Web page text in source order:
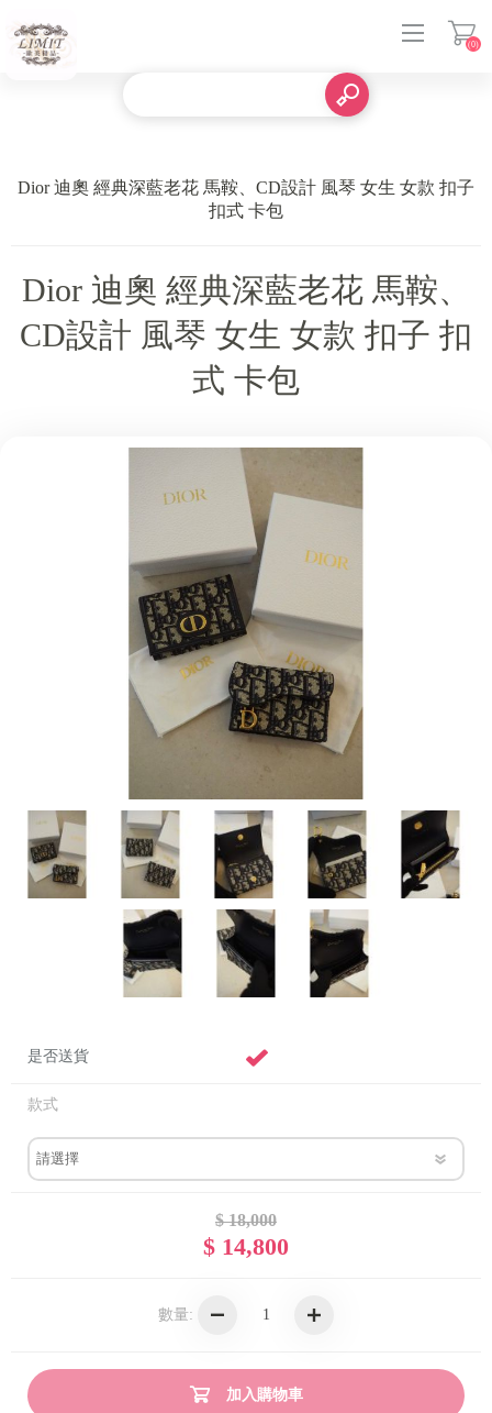
(0)
Dior 迪奧 經典深藍老花 馬鞍、CD設計 風琴 女生 女款 扣子
扣式 卡包
Dior 迪奧 經典深藍老花 馬鞍、
CD設計 風琴 女生 女款 扣子 扣
式 卡包
是否送貨
款式
$ 18,000
$ 14,800
數量:
加入購物車